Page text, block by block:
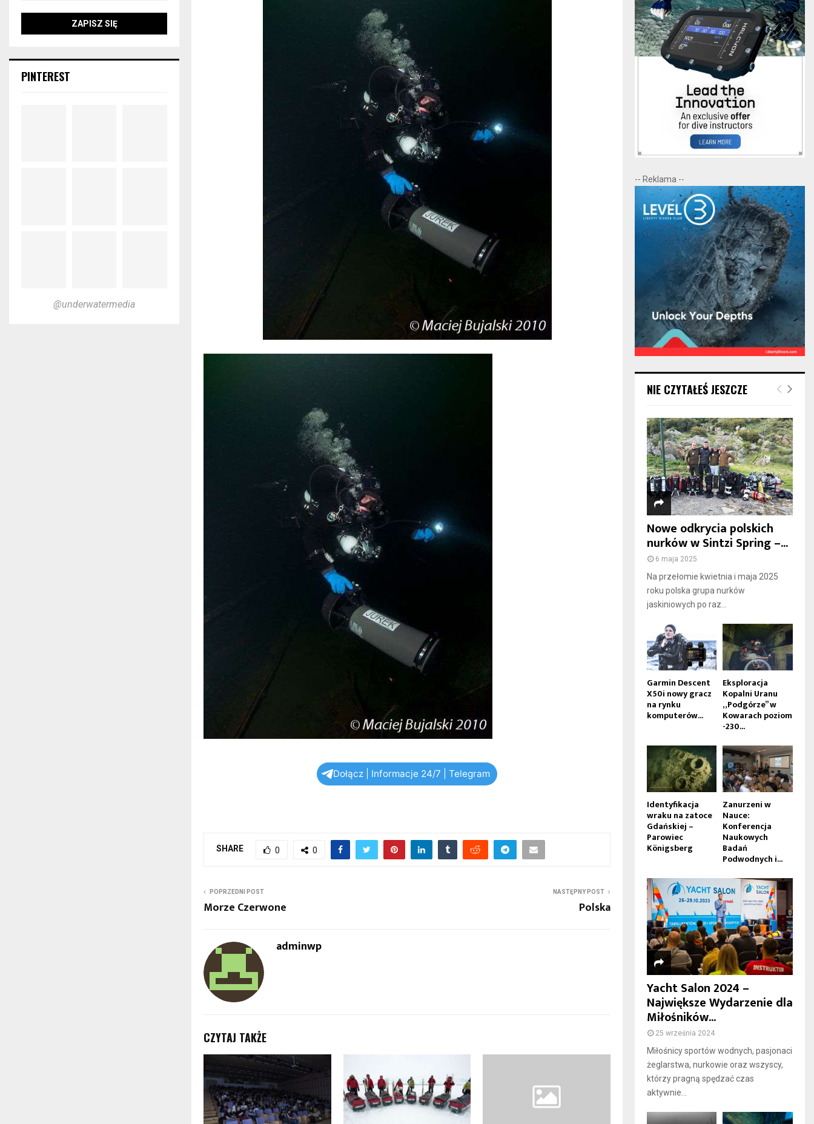
Dołącz | Informacje 24/7 | Telegram
SHARE 0 0
POPRZEDNI POST
Morze Czerwone
NASTĘPNY POST
Polska
adminwp
CZYTAJ TAKŻE
PINTEREST
@underwatermedia
-- Reklama --
NIE CZYTAŁEŚ JESZCZE
Nowe odkrycia polskich
nurków w Sintzi Spring –...
6 maja 2025
Na przełomie kwietnia i maja 2025
roku polska grupa nurków
jaskiniowych po raz...
Garmin Descent
X50i nowy gracz
na rynku
komputerów...
Eksploracja
Kopalni Uranu
„Podgórze” w
Kowarach poziom
-230...
Identyfikacja
wraku na zatoce
Gdańskiej –
Parowiec
Königsberg
Zanurzeni w
Nauce:
Konferencja
Naukowych
Badań
Podwodnych i...
Yacht Salon 2024 –
Największe Wydarzenie dla
Miłośników...
25 września 2024
Miłośnicy sportów wodnych, pasjonaci
żeglarstwa, nurkowie oraz wszyscy,
którzy pragną spędzać czas
aktywnie...